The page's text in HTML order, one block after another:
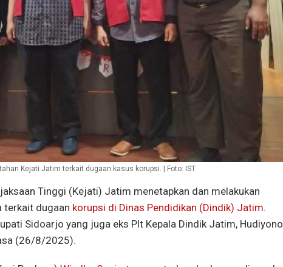
Kejati Jatim terkait dugaan kasus korupsi. | Foto: IST
Tinggi (Kejati) Jatim menetapkan dan melakukan
terkait dugaan korupsi di Dinas Pendidikan (Dindik) Jatim.
Sidoarjo yang juga eks Plt Kepala Dindik Jatim, Hudiyono
(26/8/2025).